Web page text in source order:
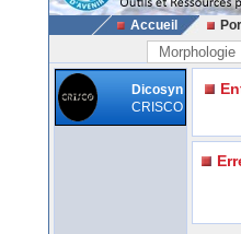
Accueil
Morphologie
Dicosyn
CRISCO